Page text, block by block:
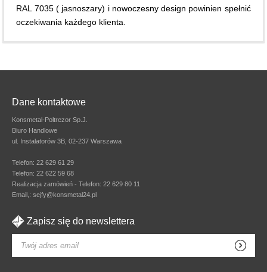
RAL 7035 ( jasnoszary) i nowoczesny design powinien spełnić
oczekiwania każdego klienta.
Dane kontaktowe
Konsmetal-Poltrezor Sp.J.
Biuro Handlowe
ul. Instalatorów 3B, 02-237 Warszawa
Telefon:22 629 61 29
Telefon:22 622 59 68
Realizacja zamówień - Telefon:22 629 80 11
Email,:sejfy@konsmetal24.pl
Zapisz się do newslettera